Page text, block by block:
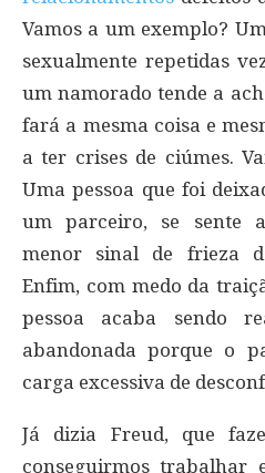
Vamos a um exemplo?
sexualmente repetidas
um namorado tende a
fará a mesma coisa e
a ter crises de ciúmes.
Uma pessoa que foi
um parceiro, se sente
menor sinal de frieza
Enfim, com medo da
pessoa acaba sendo
abandonada porque o
carga excessiva de
Já dizia Freud, que
conseguirmos trabalhar